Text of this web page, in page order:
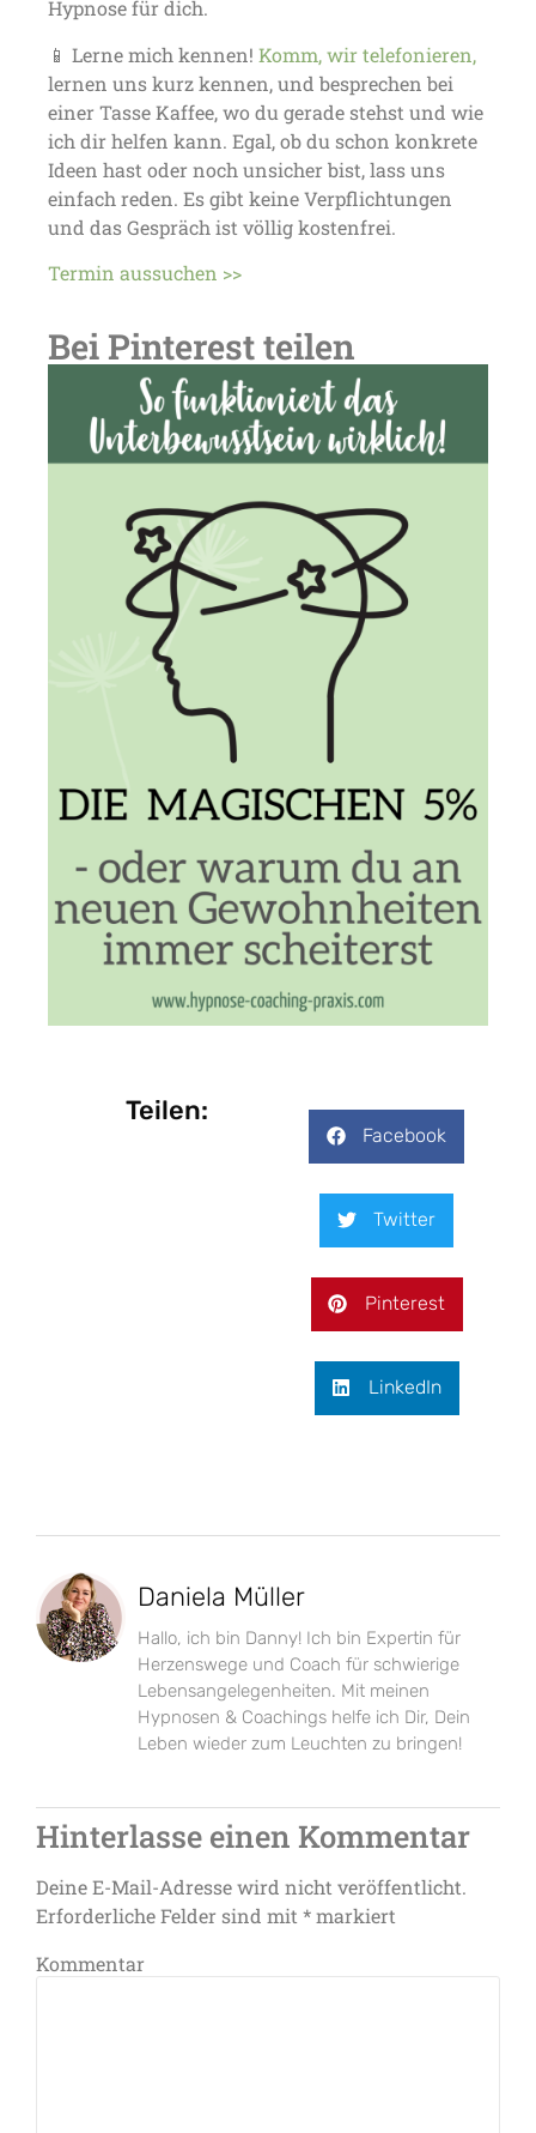
Hypnose für dich.
📱 Lerne mich kennen! Komm, wir telefonieren,
lernen uns kurz kennen, und besprechen bei
einer Tasse Kaffee, wo du gerade stehst und wie
ich dir helfen kann. Egal, ob du schon konkrete
Ideen hast oder noch unsicher bist, lass uns
einfach reden. Es gibt keine Verpflichtungen
und das Gespräch ist völlig kostenfrei.
Termin aussuchen >>
Bei Pinterest teilen
Teilen:
Facebook
Twitter
Pinterest
LinkedIn
Daniela Müller
Hallo, ich bin Danny! Ich bin Expertin für
Herzenswege und Coach für schwierige
Lebensangelegenheiten. Mit meinen
Hypnosen & Coachings helfe ich Dir, Dein
Leben wieder zum Leuchten zu bringen!
Hinterlasse einen Kommentar
Deine E-Mail-Adresse wird nicht veröffentlicht.
Erforderliche Felder sind mit *markiert
Kommentar